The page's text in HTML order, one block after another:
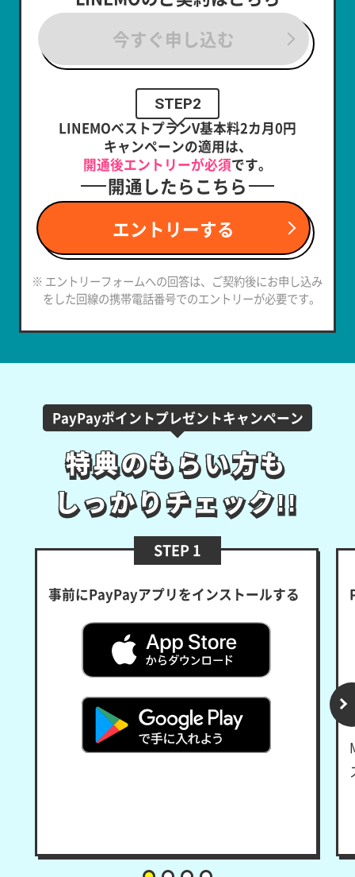
今すぐ申し込む
STEP2
LINEMOベストプランV基本料2カ月0円
キャンペーンの適用は、
開通後エントリーが必須です。
開通したらこちら
エントリーする
※ エントリーフォームへの回答は、ご契約後にお申し込み
をした回線の携帯電話番号でのエントリーが必要です。
PayPayポイントプレゼントキャンペーン
特典のもらい方も
しっかりチェック!!
特典のもらい方も
しっかりチェック!!
STEP 1
事前にPayPayアプリをインストールする